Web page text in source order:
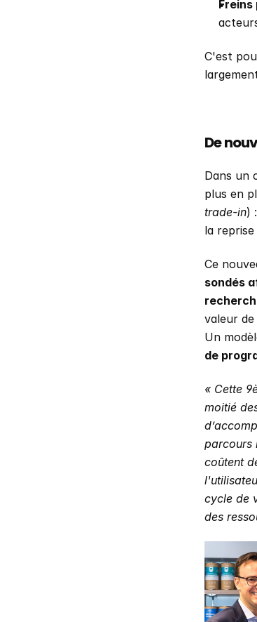
C'est
De
Dans un
plus en
trade-in)
la
Ce
sondés
valeur
Un
de
« Cette
moitié
parcours
coûtent
cycle de
des